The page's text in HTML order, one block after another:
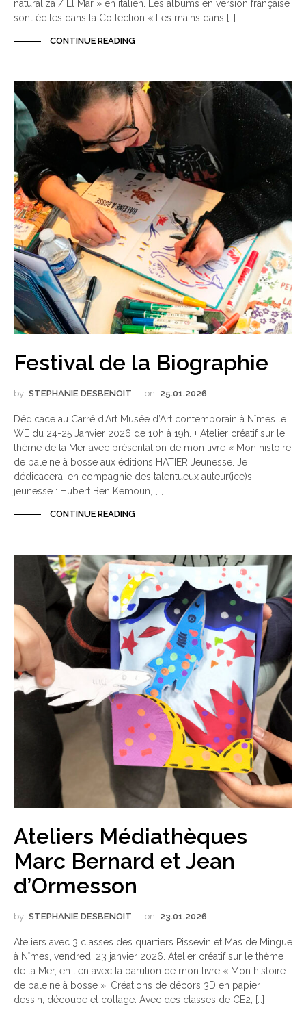
naturaliza / El Mar » en italien. Les albums en version française
sont édités dans la Collection « Les mains dans […]
CONTINUE READING
Festival de la Biographie
by STEPHANIE DESBENOIT on 25.01.2026
Dédicace au Carré d’Art Musée d’Art contemporain à Nîmes le
WE du 24-25 Janvier 2026 de 10h à 19h. + Atelier créatif sur le
thème de la Mer avec présentation de mon livre « Mon histoire
de baleine à bosse aux éditions HATIER Jeunesse. Je
dédicacerai en compagnie des talentueux auteur(ice)s
jeunesse : Hubert Ben Kemoun, […]
CONTINUE READING
Ateliers Médiathèques
Marc Bernard et Jean
d’Ormesson
by STEPHANIE DESBENOIT on 23.01.2026
Ateliers avec 3 classes des quartiers Pissevin et Mas de Mingue
à Nîmes, vendredi 23 janvier 2026. Atelier créatif sur le thème
de la Mer, en lien avec la parution de mon livre « Mon histoire
de baleine à bosse ». Créations de décors 3D en papier :
dessin, découpe et collage. Avec des classes de CE2, […]